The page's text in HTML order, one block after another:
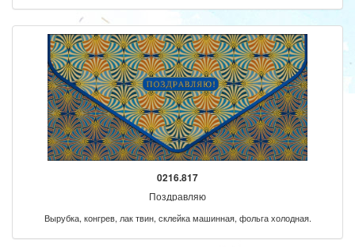
0216.817
Поздравляю
Вырубка, конгрев, лак твин, склейка машинная, фольга холодная.